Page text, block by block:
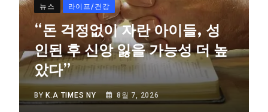
뉴스 라이프/건강
“돈 걱정없이 자란 아이들, 성
인된 후 신앙 잃을 가능성 더 높
았다”
BY K.A TIMES NY 8월 7, 2026